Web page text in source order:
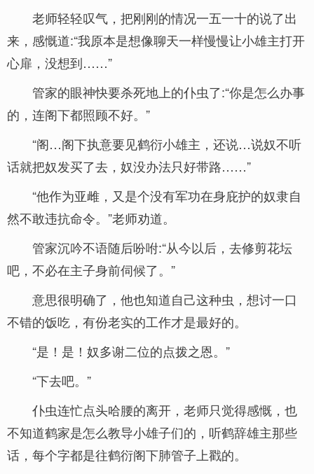
老师轻轻叹气，把刚刚的情况一五一十的说了出
来，感慨道:“我原本是想像聊天一样慢慢让小雄主打开
心扉，没想到……”
管家的眼神快要杀死地上的仆虫了:“你是怎么办事
的，连阁下都照顾不好。”
“阁…阁下执意要见鹤衍小雄主，还说…说奴不听
话就把奴发买了去，奴没办法只好带路……”
“他作为亚雌，又是个没有军功在身庇护的奴隶自
然不敢违抗命令。”老师劝道。
管家沉吟不语随后吩咐:“从今以后，去修剪花坛
吧，不必在主子身前伺候了。”
意思很明确了，他也知道自己这种虫，想讨一口
不错的饭吃，有份老实的工作才是最好的。
“是！是！奴多谢二位的点拨之恩。”
“下去吧。”
仆虫连忙点头哈腰的离开，老师只觉得感慨，也
不知道鹤家是怎么教导小雄子们的，听鹤辞雄主那些
话，每个字都是往鹤衍阁下肺管子上戳的。